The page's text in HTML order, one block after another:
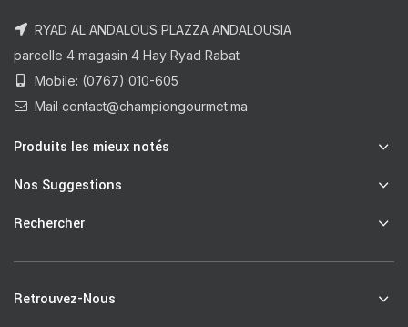
RYAD AL ANDALOUS PLAZZA ANDALOUSIA
parcelle 4 magasin 4 Hay Ryad Rabat
Mobile: (0767) 010-605
Mail contact@championgourmet.ma
Produits les mieux notés
Nos Suggestions
Rechercher
Retrouvez-Nous